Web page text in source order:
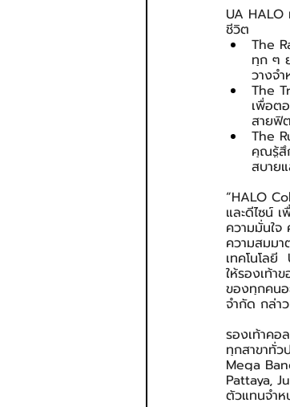
UA HALO
ชีวิต
The
ทุก ๆ
วางจ
The
เพื่อต
สายฟิ
The
คุณรู้สึ
สบาย
“HALO
และดีไซน์
ความมั่นใจ
ความสมมา
เทคโนโลยี
ให้รองเท้า
ของทุกคนอ
จำกัด กล่าว
รองเท้าคอ
ทุกสาขาทั่ว
Mega
Pattaya,
ตัวแทนจำห